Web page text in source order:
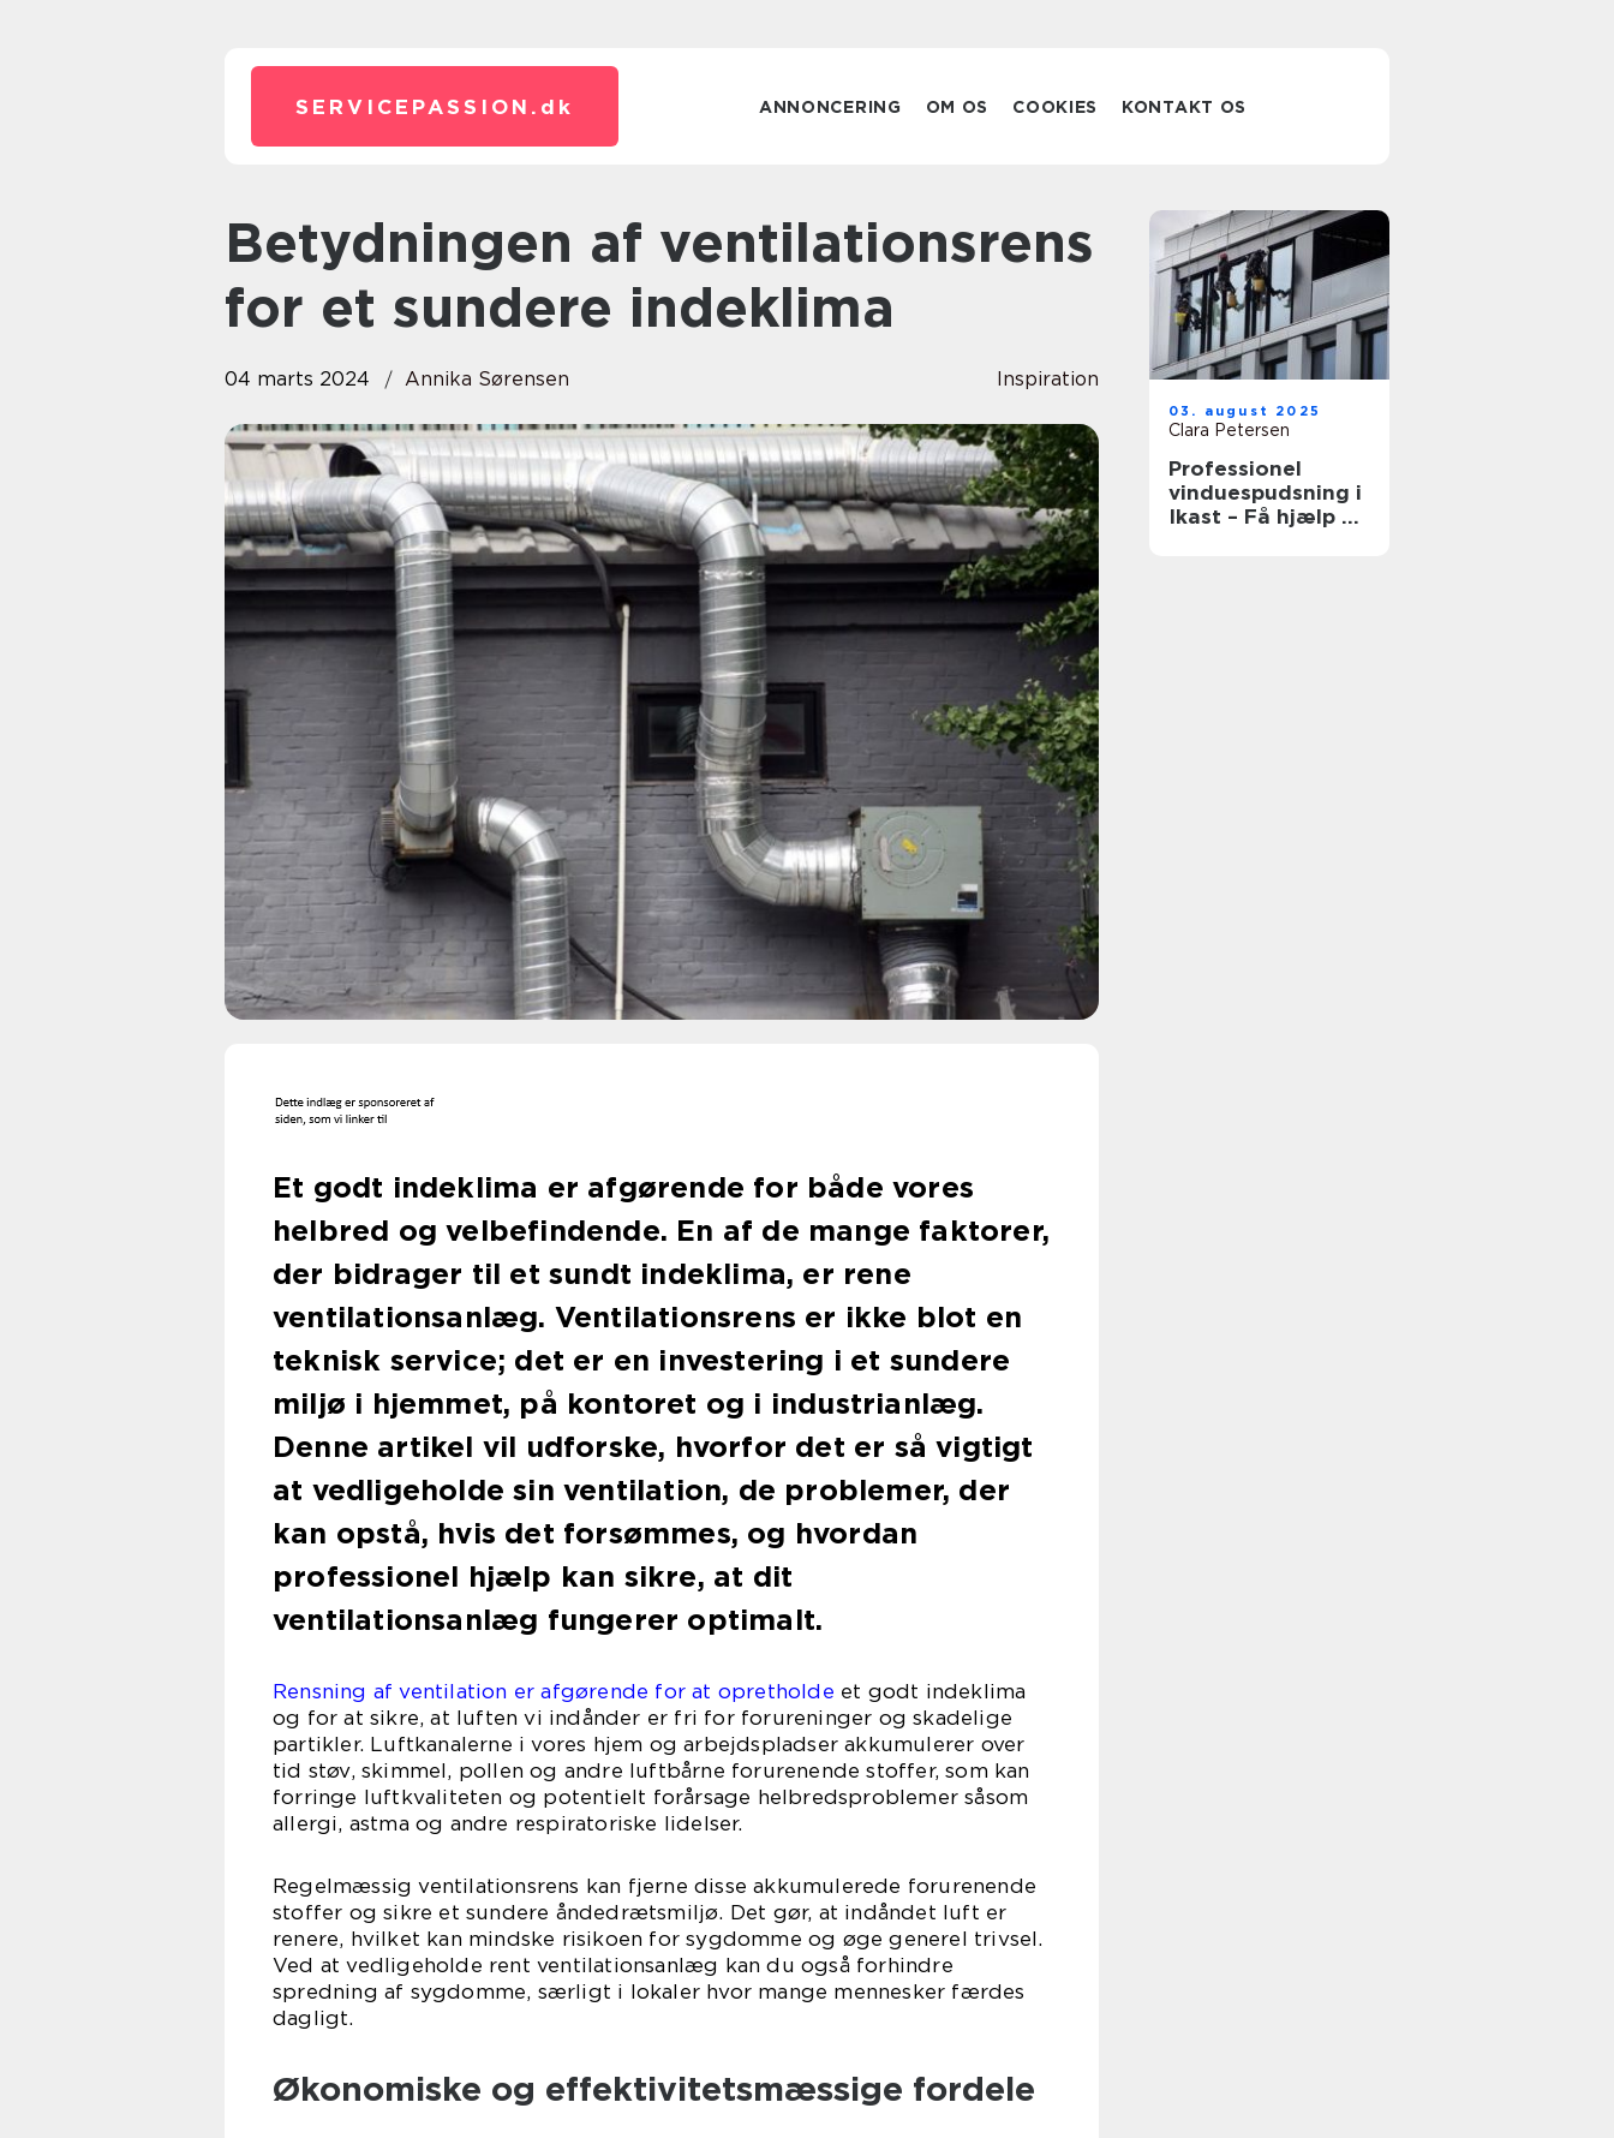
SERVICEPASSION. dk ANNONCERING OM OS COOKIES KONTAKT OS
Betydningen af ventilationsrens
for et sundere indeklima
04 marts 2024 Annika Sørensen Inspiration
Et godt indeklima er afgørende for både vores
helbred og velbefindende. En af de mange faktorer,
der bidrager til et sundt indeklima, er rene
ventilationsanlæg. Ventilationsrens er ikke blot en
teknisk service; det er en investering i et sundere
miljø i hjemmet, på kontoret og i industrianlæg.
Denne artikel vil udforske, hvorfor det er så vigtigt
at vedligeholde sin ventilation, de problemer, der
kan opstå, hvis det forsømmes, og hvordan
professionel hjælp kan sikre, at dit
ventilationsanlæg fungerer optimalt.
Rensning af ventilation er afgørende for at opretholde et godt indeklima
og for at sikre, at luften vi indånder er fri for forureninger og skadelige
partikler. Luftkanalerne i vores hjem og arbejdspladser akkumulerer over
tid støv, skimmel, pollen og andre luftbårne forurenende stoffer, som kan
forringe luftkvaliteten og potentielt forårsage helbredsproblemer såsom
allergi, astma og andre respiratoriske lidelser.
Regelmæssig ventilationsrens kan fjerne disse akkumulerede forurenende
stoffer og sikre et sundere åndedrætsmiljø. Det gør, at indåndet luft er
renere, hvilket kan mindske risikoen for sygdomme og øge generel trivsel.
Ved at vedligeholde rent ventilationsanlæg kan du også forhindre
spredning af sygdomme, særligt i lokaler hvor mange mennesker færdes
dagligt.
Økonomiske og effektivitetsmæssige fordele
03. august 2025
Clara Petersen
Professionel
vinduespudsning i
Ikast – Få hjælp af